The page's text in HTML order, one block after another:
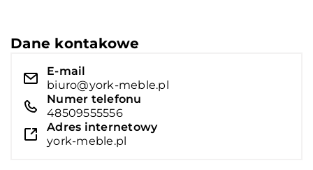
Dane kontakowe
E-mail
biuro@york-meble.pl
Numer telefonu
48509555556
Adres internetowy
york-meble.pl